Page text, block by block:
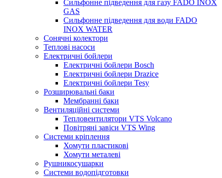
Сильфонне підведення для газу FADO INOX
GAS
Сильфонне підведення для води FADO
INOX WATER
Сонячні колектори
Теплові насоси
Електричні бойлери
Електричні бойлери Bosch
Електричні бойлери Drazice
Електричні бойлери Tesy
Розширювальні баки
Мембранні баки
Вентиляційні системи
Тепловентилятори VTS Volcano
Повітряні завіси VTS Wing
Системи кріплення
Хомути пластикові
Хомути металеві
Рушникосушарки
Системи водопідготовки